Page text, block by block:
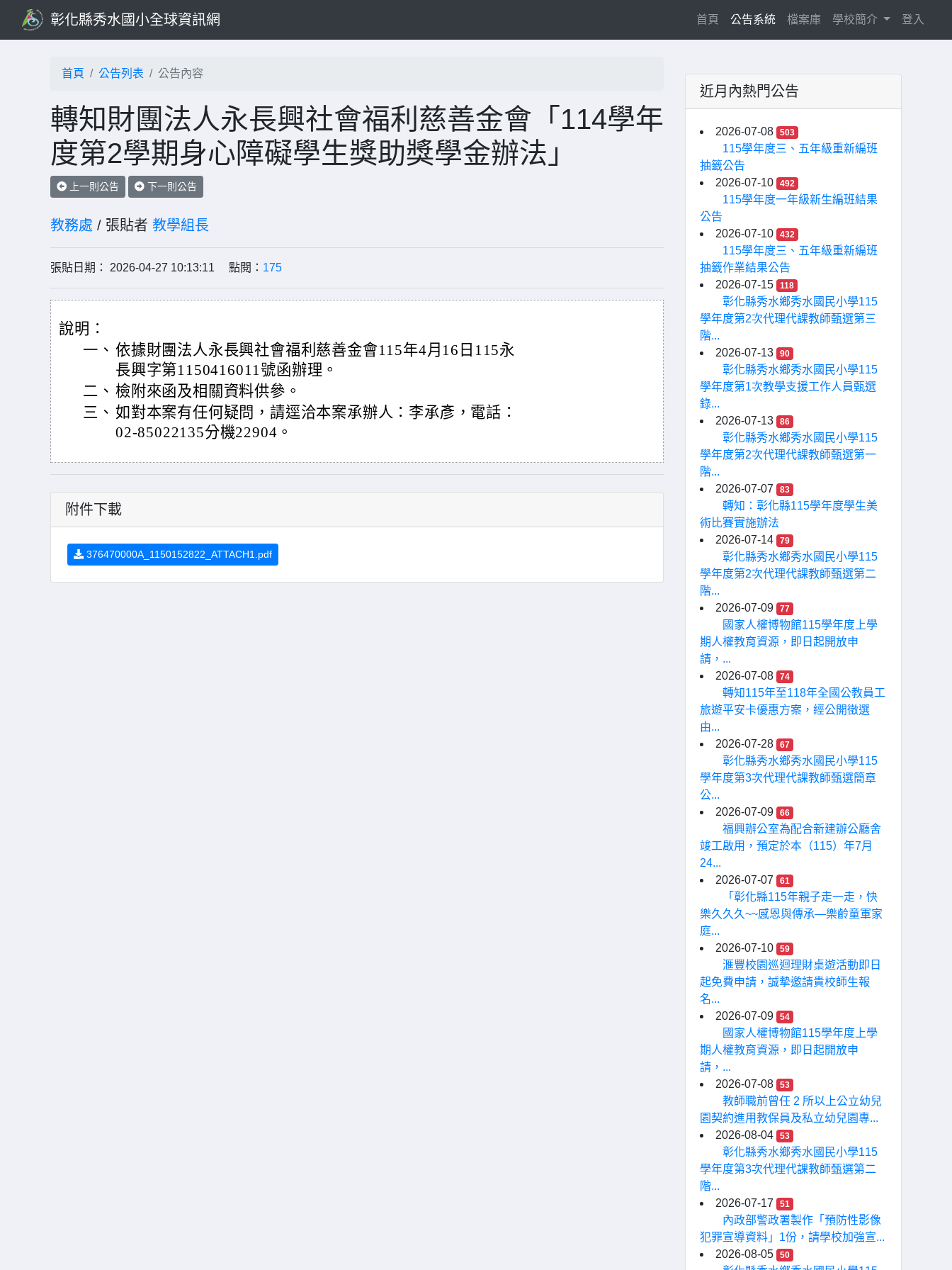
彰化縣秀水國小全球資訊網 首頁 (current)
公告系統 檔案庫 學校簡介 登入
首頁 公告列表 公告內容
轉知財團法人永長興社會福利慈善金會「114學年
度第2學期身心障礙學生獎助獎學金辦法」
上一則公告 下一則公告
教務處 / 張貼者 教學組長
張貼日期： 2026-04-27 10:13:11 點閱： 175
說明：
一、 依據財團法人永長興社會福利慈善金會115年4月16日115永
長興字第1150416011號函辦理。
二、 檢附來函及相關資料供參。
三、 如對本案有任何疑問，請逕洽本案承辦人：李承彥，電話：
02-85022135分機22904。
附件下載
376470000A_1150152822_ATTACH1.pdf
近月內熱門公告
2026-07-08 503
115學年度三、五年級重新編班
抽籤公告
2026-07-10
492
115學年度一年級新生編班結果
公告
2026-07-10
432
115學年度三、五年級重新編班
抽籤作業結果公告
2026-07-15
118
彰化縣秀水鄉秀水國民小學115
學年度第2次代理代課教師甄選第三
階...
2026-07-13
90
彰化縣秀水鄉秀水國民小學115
學年度第1次教學支援工作人員甄選
錄...
2026-07-13
86
彰化縣秀水鄉秀水國民小學115
學年度第2次代理代課教師甄選第一
階...
2026-07-07
83
轉知：彰化縣115學年度學生美
術比賽實施辦法
2026-07-14
79
彰化縣秀水鄉秀水國民小學115
學年度第2次代理代課教師甄選第二
階...
2026-07-09
77
國家人權博物館115學年度上學
期人權教育資源，即日起開放申
請，...
2026-07-08
74
轉知115年至118年全國公教員工
旅遊平安卡優惠方案，經公開徵選
由...
2026-07-28
67
彰化縣秀水鄉秀水國民小學115
學年度第3次代理代課教師甄選簡章
公...
2026-07-09
66
福興辦公室為配合新建辦公廳舍
竣工啟用，預定於本（115）年7月
24...
2026-07-07
61
「彰化縣115年親子走一走，快
樂久久久~~感恩與傳承—樂齡童軍家
庭...
2026-07-10
59
滙豐校園巡迴理財桌遊活動即日
起免費申請，誠摯邀請貴校師生報
名...
2026-07-09
54
國家人權博物館115學年度上學
期人權教育資源，即日起開放申
請，...
2026-07-08
53
教師職前曾任 2 所以上公立幼兒
園契約進用教保員及私立幼兒園專...
2026-08-04
53
彰化縣秀水鄉秀水國民小學115
學年度第3次代理代課教師甄選第二
階...
2026-07-17
51
內政部警政署製作「預防性影像
犯罪宣導資料」1份，請學校加強宣...
2026-08-05
50